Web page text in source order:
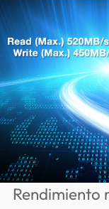
Rendimiento